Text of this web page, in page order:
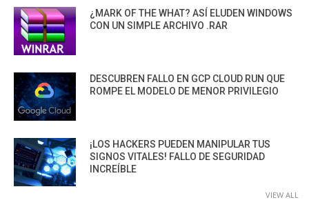
¿MARK OF THE WHAT? ASÍ ELUDEN WINDOWS
CON UN SIMPLE ARCHIVO .RAR
DESCUBREN FALLO EN GCP CLOUD RUN QUE
ROMPE EL MODELO DE MENOR PRIVILEGIO
¡LOS HACKERS PUEDEN MANIPULAR TUS
SIGNOS VITALES! FALLO DE SEGURIDAD
INCREÍBLE
VIEW ALL